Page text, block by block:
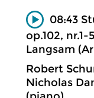
08:43
op.102, nr.1-
Langsam
Robert
Nicholas